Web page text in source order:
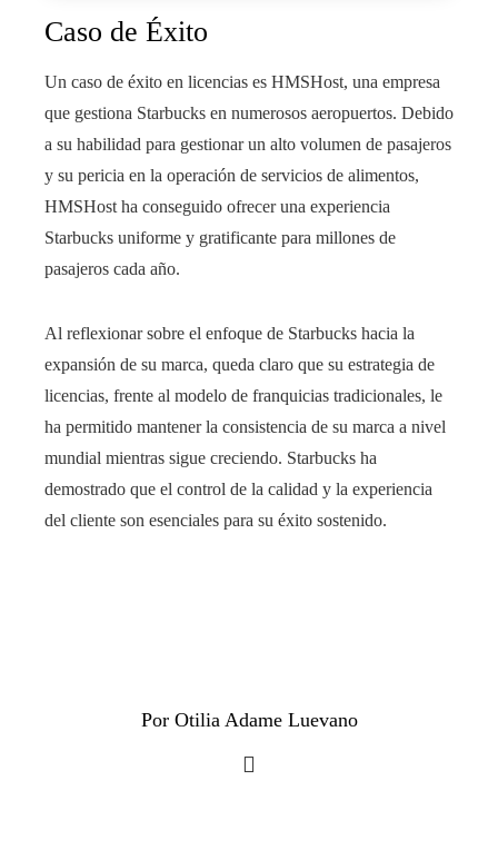
Caso de Éxito
Un caso de éxito en licencias es HMSHost, una empresa
que gestiona Starbucks en numerosos aeropuertos. Debido
a su habilidad para gestionar un alto volumen de pasajeros
y su pericia en la operación de servicios de alimentos,
HMSHost ha conseguido ofrecer una experiencia
Starbucks uniforme y gratificante para millones de
pasajeros cada año.
Al reflexionar sobre el enfoque de Starbucks hacia la
expansión de su marca, queda claro que su estrategia de
licencias, frente al modelo de franquicias tradicionales, le
ha permitido mantener la consistencia de su marca a nivel
mundial mientras sigue creciendo. Starbucks ha
demostrado que el control de la calidad y la experiencia
del cliente son esenciales para su éxito sostenido.
Por Otilia Adame Luevano